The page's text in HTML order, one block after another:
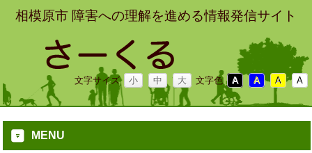
相模原市 障害への理解を進める情報発信サイト
文字サイズ 小 中 大 文字色 A A A A
MENU